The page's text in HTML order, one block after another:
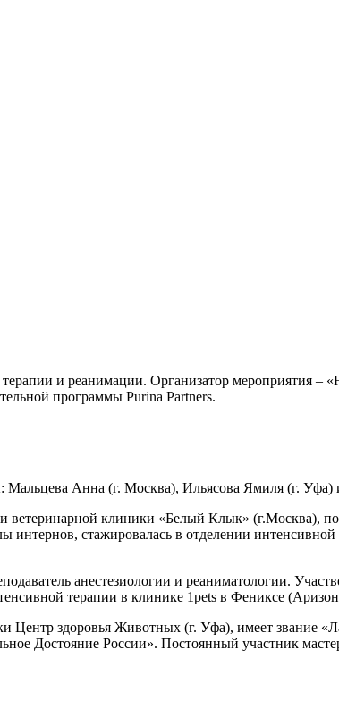
и реанимации. Организатор мероприятия –
программы Purina Partners.
Анна (г. Москва), Ильясова Ямиля (г. Уфа)
ветеринарной клиники «Белый Клык» (г.Москва),
стажировалась в отделении
анестезиологии и реаниматологии.
терапии в клинике 1pets в Фениксе
здоровья Животных (г. Уфа), имеет звание
Достояние России». Постоянный участник